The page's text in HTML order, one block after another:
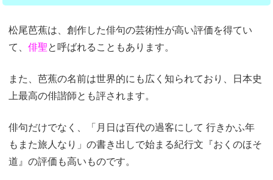
松尾芭蕉は、創作した俳句の芸術性が高い評価を得てい
て、俳聖と呼ばれることもあります。
また、芭蕉の名前は世界的にも広く知られており、日本史
上最高の俳諧師とも評されます。
俳句だけでなく、「月日は百代の過客にして 行きかふ年
もまた旅人なり」の書き出しで始まる紀行文『おくのほそ
道』の評価も高いものです。